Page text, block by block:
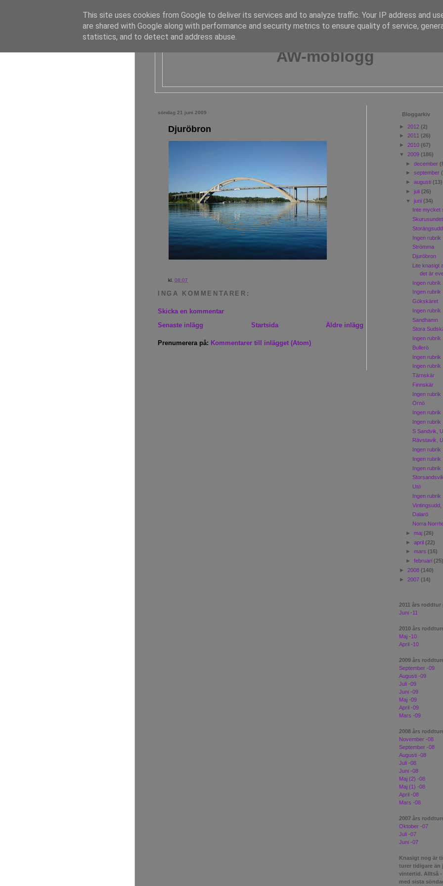
AW-moblogg
söndag 21 juni 2009
Djuröbron
kl. 08:07
INGA KOMMENTARER:
Skicka en kommentar
Senaste inlägg
Äldre inlägg
Startsida
Prenumerera på: Kommentarer till inlägget (Atom)
Bloggarkiv
► 2012 (2)
► 2011 (26)
► 2010 (67)
▼ 2009 (186)
►december
►september
►augusti (13)
►juli (26)
▼juni (34)
Inte mycket
Skurusundet
Storängsudd
Ingen rubrik
Strömma
Djuröbron
Lite knasigt
det är
Ingen rubrik
Ingen rubrik
Gökskäret
Ingen rubrik
Sandhamn
Stora
Ingen rubrik
Bullerö
Ingen rubrik
Ingen rubrik
Tärnskär
Finnskär
Ingen rubrik
Ornö
Ingen rubrik
Ingen rubrik
S Sandvik,
Rävstavik,
Ingen rubrik
Ingen rubrik
Ingen rubrik
Utö
Ingen rubrik
Dalarö
Norra
►maj (26)
►april (22)
►mars (16)
►februari (25)
► 2008 (140)
► 2007 (14)
2011 års
Juni -11
2010 års
Maj -10
April -10
2009 års
September -09
Augusti -09
Juli -09
Juni -09
Maj -09
April -09
Mars -09
2008 års
November -08
September -08
Augusti -08
Juli -08
Juni -08
Maj (2) -08
Maj (1) -08
April -08
Mars -08
2007 års
Oktober -07
Juli -07
Juni -07
Knasigt nog är
turer tidigare än
vintertid. Alltså
med sista
This site uses cookies from Google to deliver its services and to analyze traffic. Your IP address and
are shared with Google along with performance and security metrics to ensure quality of service,
statistics, and to detect and address abuse.